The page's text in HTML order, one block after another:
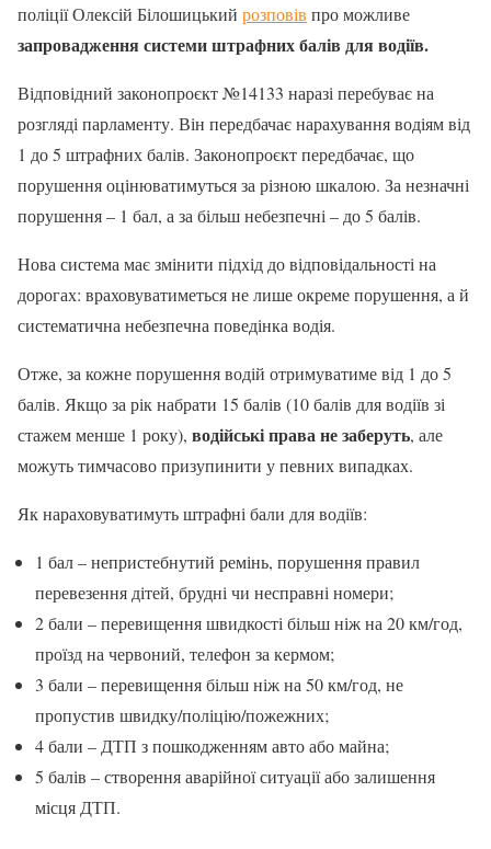
поліції Олексій Білошицький розповів про можливе
запровадження системи штрафних балів для водіїв.
Відповідний законопроєкт №14133 наразі перебуває на
розгляді парламенту. Він передбачає нарахування водіям від
1 до 5 штрафних балів. Законопроєкт передбачає, що
порушення оцінюватимуться за різною шкалою. За незначні
порушення – 1 бал, а за більш небезпечні – до 5 балів.
Нова система має змінити підхід до відповідальності на
дорогах: враховуватиметься не лише окреме порушення, а й
систематична небезпечна поведінка водія.
Отже, за кожне порушення водій отримуватиме від 1 до 5
балів. Якщо за рік набрати 15 балів (10 балів для водіїв зі
стажем менше 1 року), водійські права не заберуть, але
можуть тимчасово призупинити у певних випадках.
Як нараховуватимуть штрафні бали для водіїв:
1 бал – непристебнутий ремінь, порушення правил
перевезення дітей, брудні чи несправні номери;
2 бали – перевищення швидкості більш ніж на 20 км/год,
проїзд на червоний, телефон за кермом;
3 бали – перевищення більш ніж на 50 км/год, не
пропустив швидку/поліцію/пожежних;
4 бали – ДТП з пошкодженням авто або майна;
5 балів – створення аварійної ситуації або залишення
місця ДТП.